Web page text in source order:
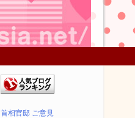
首相官邸 ご意見